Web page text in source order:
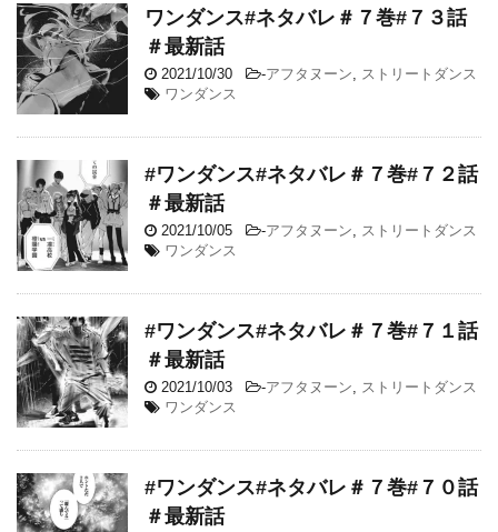
ワンダンス#ネタバレ＃７巻#７３話
＃最新話
2021/10/30 -アフタヌーン, ストリートダンス
ワンダンス
#ワンダンス#ネタバレ＃７巻#７２話
＃最新話
2021/10/05 -アフタヌーン, ストリートダンス
ワンダンス
#ワンダンス#ネタバレ＃７巻#７１話
＃最新話
2021/10/03 -アフタヌーン, ストリートダンス
ワンダンス
#ワンダンス#ネタバレ＃７巻#７０話
＃最新話